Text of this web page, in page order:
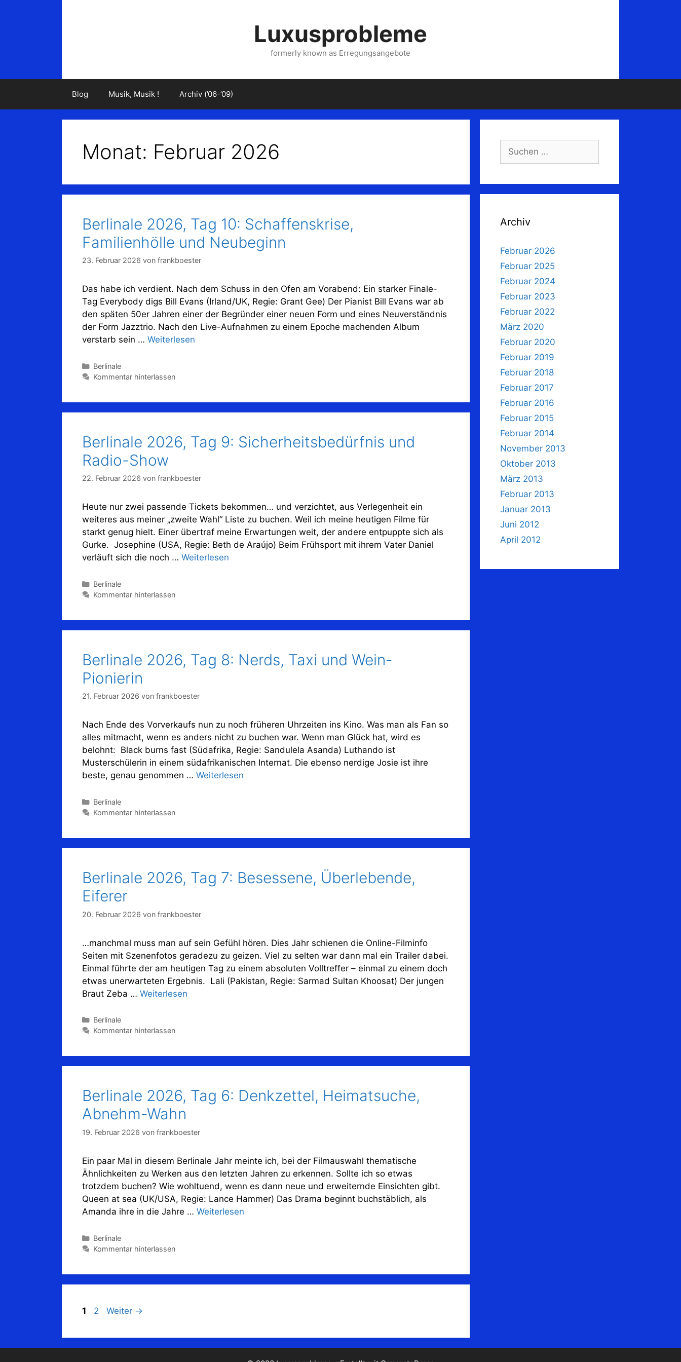
Luxusprobleme
formerly known as Erregungsangebote
Blog Musik, Musik ! Archiv (’06-’09)
Monat: Februar 2026
Berlinale 2026, Tag 10: Schaffenskrise,
Familienhölle und Neubeginn
23. Februar 2026 von frankboester
Das habe ich verdient. Nach dem Schuss in den Ofen am Vorabend: Ein starker Finale-
Tag Everybody digs Bill Evans (Irland/UK, Regie: Grant Gee) Der Pianist Bill Evans war ab
den späten 50er Jahren einer der Begründer einer neuen Form und eines Neuverständnis
der Form Jazztrio. Nach den Live-Aufnahmen zu einem Epoche machenden Album
verstarb sein … Weiterlesen
Kategorien
Berlinale
Kommentar hinterlassen
Berlinale 2026, Tag 9: Sicherheitsbedürfnis und
Radio-Show
22. Februar 2026 von frankboester
Heute nur zwei passende Tickets bekommen… und verzichtet, aus Verlegenheit ein
weiteres aus meiner „zweite Wahl“ Liste zu buchen. Weil ich meine heutigen Filme für
starkt genug hielt. Einer übertraf meine Erwartungen weit, der andere entpuppte sich als
Gurke. Josephine (USA, Regie: Beth de Araújo) Beim Frühsport mit ihrem Vater Daniel
verläuft sich die noch … Weiterlesen
Kategorien
Berlinale
Kommentar hinterlassen
Berlinale 2026, Tag 8: Nerds, Taxi und Wein-
Pionierin
21. Februar 2026 von frankboester
Nach Ende des Vorverkaufs nun zu noch früheren Uhrzeiten ins Kino. Was man als Fan so
alles mitmacht, wenn es anders nicht zu buchen war. Wenn man Glück hat, wird es
belohnt: Black burns fast (Südafrika, Regie: Sandulela Asanda) Luthando ist
Musterschülerin in einem südafrikanischen Internat. Die ebenso nerdige Josie ist ihre
beste, genau genommen … Weiterlesen
Kategorien
Berlinale
Kommentar hinterlassen
Berlinale 2026, Tag 7: Besessene, Überlebende,
Eiferer
20. Februar 2026 von frankboester
…manchmal muss man auf sein Gefühl hören. Dies Jahr schienen die Online-Filminfo
Seiten mit Szenenfotos geradezu zu geizen. Viel zu selten war dann mal ein Trailer dabei.
Einmal führte der am heutigen Tag zu einem absoluten Volltreffer – einmal zu einem doch
etwas unerwarteten Ergebnis. Lali (Pakistan, Regie: Sarmad Sultan Khoosat) Der jungen
Braut Zeba … Weiterlesen
Kategorien
Berlinale
Kommentar hinterlassen
Berlinale 2026, Tag 6: Denkzettel, Heimatsuche,
Abnehm-Wahn
19. Februar 2026 von frankboester
Ein paar Mal in diesem Berlinale Jahr meinte ich, bei der Filmauswahl thematische
Ähnlichkeiten zu Werken aus den letzten Jahren zu erkennen. Sollte ich so etwas
trotzdem buchen? Wie wohltuend, wenn es dann neue und erweiternde Einsichten gibt.
Queen at sea (UK/USA, Regie: Lance Hammer) Das Drama beginnt buchstäblich, als
Amanda ihre in die Jahre … Weiterlesen
Kategorien
Berlinale
Kommentar hinterlassen
Seite
1 Seite
2 Weiter →
Suchen
nach:
Archiv
Februar 2026
Februar 2025
Februar 2024
Februar 2023
Februar 2022
März 2020
Februar 2020
Februar 2019
Februar 2018
Februar 2017
Februar 2016
Februar 2015
Februar 2014
November 2013
Oktober 2013
März 2013
Februar 2013
Januar 2013
Juni 2012
April 2012